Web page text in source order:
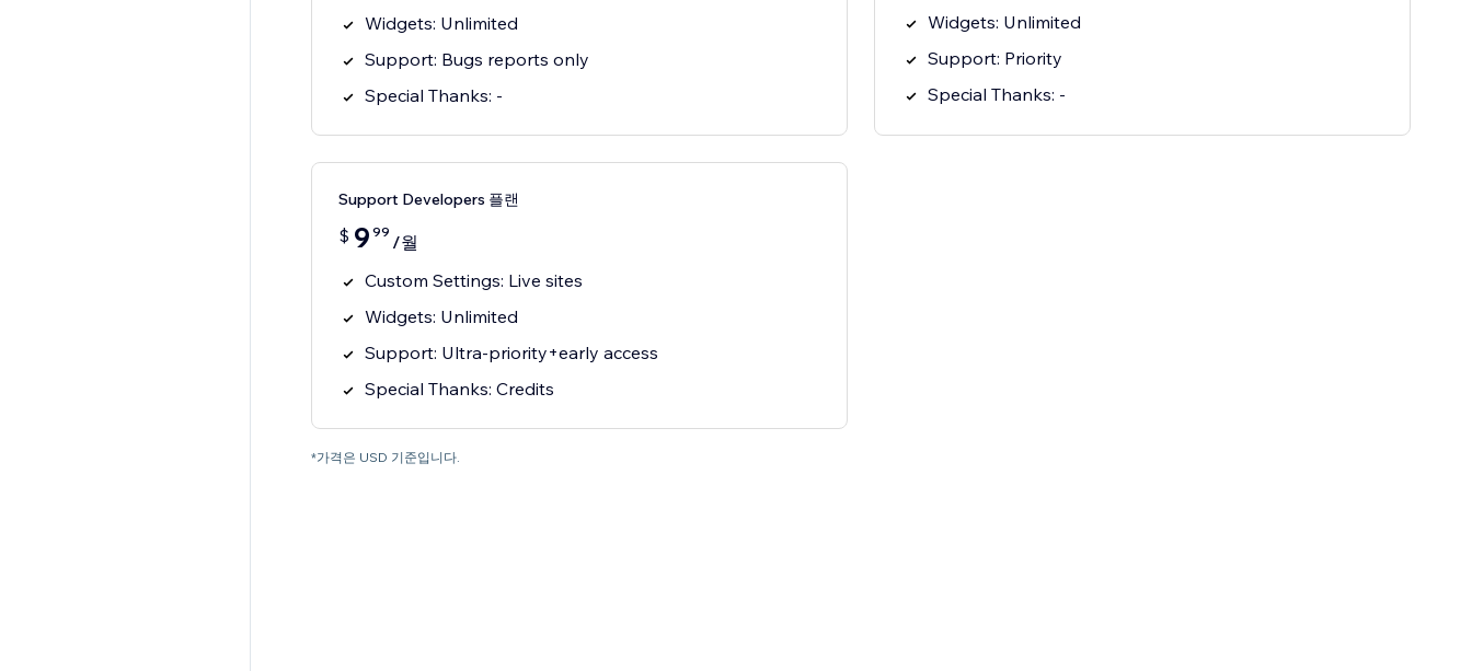
Widgets: Unlimited
Support: Bugs reports only
Special Thanks: -
Widgets: Unlimited
Support: Priority
Special Thanks: -
Support Developers 플랜
$ 9 99 /월
Custom Settings: Live sites
Widgets: Unlimited
Support: Ultra-priority+early access
Special Thanks: Credits
*가격은 USD 기준입니다.